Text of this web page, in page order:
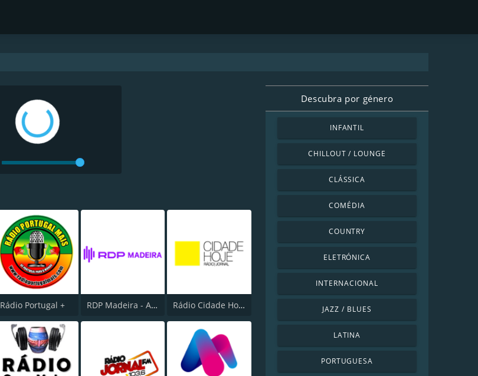
Rádio Portugal + RDP Madeira - Antena 3 Rádio Cidade Hoje
Descubra por género
INFANTIL
CHILLOUT / LOUNGE
CLÁSSICA
COMÉDIA
COUNTRY
ELETRÓNICA
INTERNACIONAL
JAZZ / BLUES
LATINA
PORTUGUESA